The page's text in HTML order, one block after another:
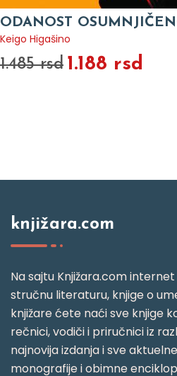
ODANOST
Keigo Higašino
1.485 rsd 1.188 rsd
knjižara.com
Na sajtu Knjižara.com
stručnu literaturu, knjige o
knjižare ćete naći sve knjige
rečnici, vodiči i priručnici iz
najnovija izdanja i sve
monografije i obimne